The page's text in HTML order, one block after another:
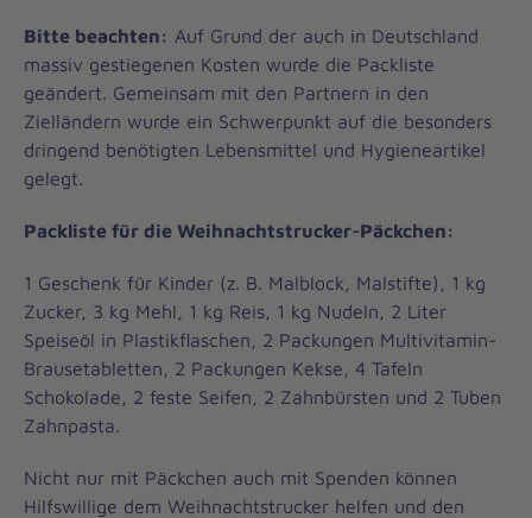
Bitte beachten: Auf Grund der auch in Deutschland
massiv gestiegenen Kosten wurde die Packliste
geändert. Gemeinsam mit den Partnern in den
Zielländern wurde ein Schwerpunkt auf die besonders
dringend benötigten Lebensmittel und Hygieneartikel
gelegt.
Packliste für die Weihnachtstrucker-Päckchen:
1 Geschenk für Kinder (z. B. Malblock, Malstifte), 1 kg
Zucker, 3 kg Mehl, 1 kg Reis, 1 kg Nudeln, 2 Liter
Speiseöl in Plastikflaschen, 2 Packungen Multivitamin-
Brausetabletten, 2 Packungen Kekse, 4 Tafeln
Schokolade, 2 feste Seifen, 2 Zahnbürsten und 2 Tuben
Zahnpasta.
Nicht nur mit Päckchen auch mit Spenden können
Hilfswillige dem Weihnachtstrucker helfen und den